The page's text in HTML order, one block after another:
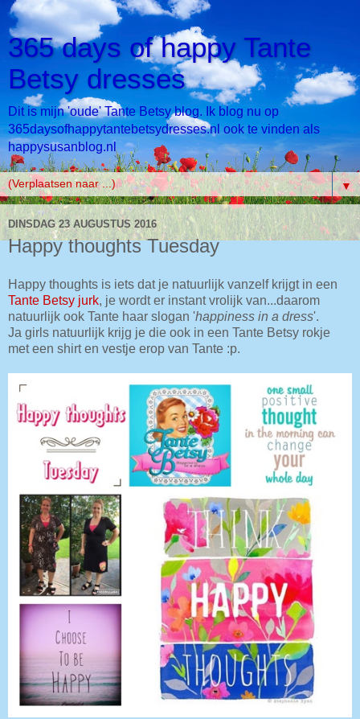
365 days of happy Tante
Betsy dresses
Dit is mijn 'oude' Tante Betsy blog. Ik blog nu op
365daysofhappytantebetsydresses.nl ook te vinden als
happysusanblog.nl
▼
DINSDAG 23 AUGUSTUS 2016
Happy thoughts Tuesday
Happy thoughts is iets dat je natuurlijk vanzelf krijgt in een
Tante Betsy jurk, je wordt er instant vrolijk van...daarom
natuurlijk ook Tante haar slogan 'happiness in a dress'.
Ja girls natuurlijk krijg je die ook in een Tante Betsy rokje
met een shirt en vestje erop van Tante :p.